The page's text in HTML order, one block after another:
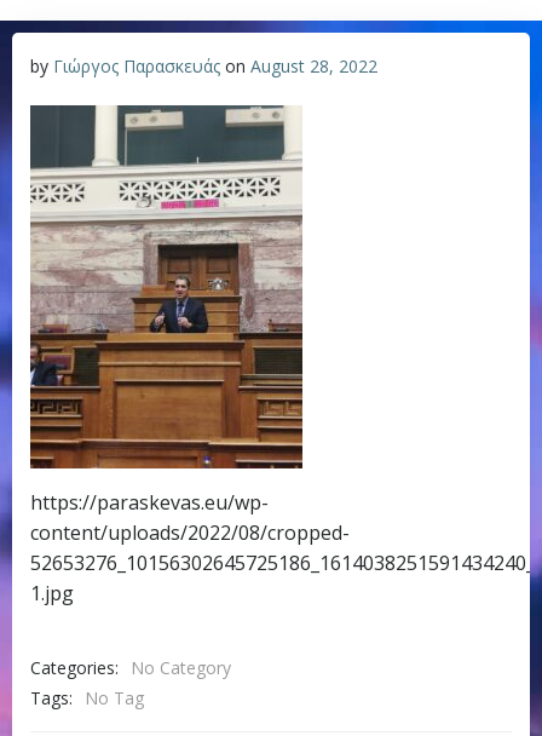
by Γιώργος Παρασκευάς on August 28, 2022
https://paraskevas.eu/wp-
content/uploads/2022/08/cropped-
1.jpg
Categories:
No Category
Tags:
No Tag